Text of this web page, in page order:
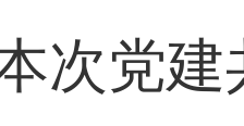
党建共